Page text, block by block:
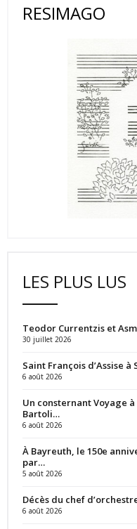
RESIMAGO
LES PLUS LUS
Teodor Currentzis et
30 juillet 2026
Saint François d’Assise
6 août 2026
Un consternant Voyage
Bartoli…
6 août 2026
À Bayreuth, le 150e
par…
5 août 2026
Décès du chef
6 août 2026